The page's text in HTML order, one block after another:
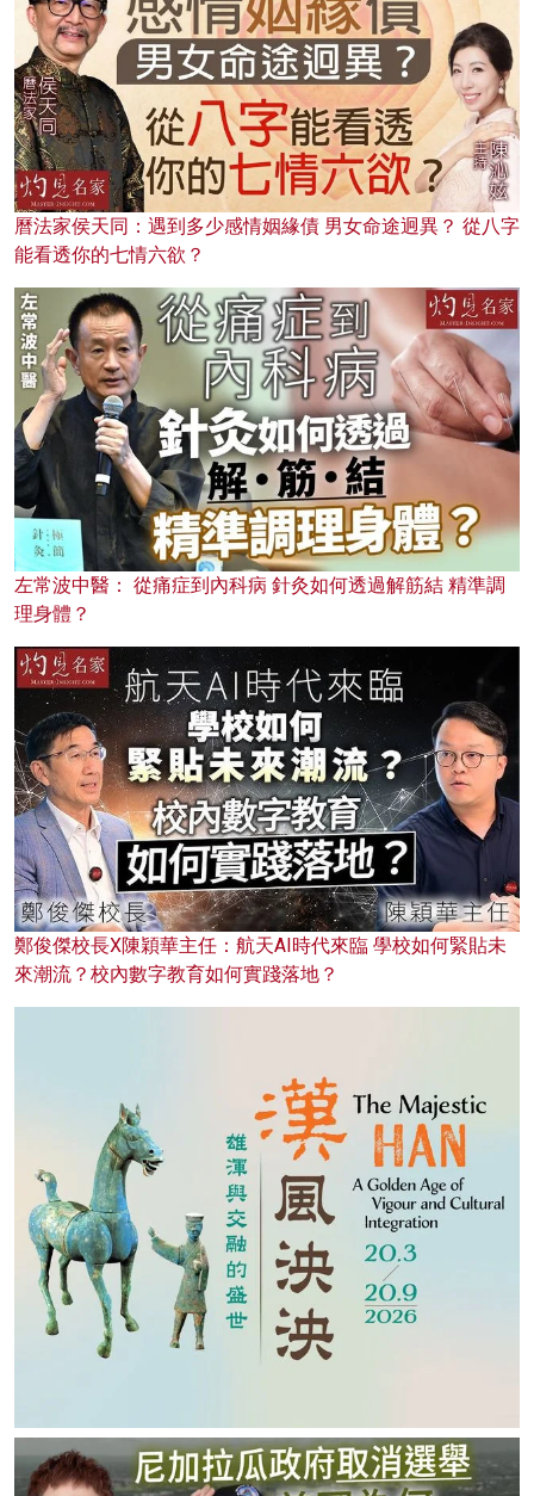
曆法家侯天同：遇到多少感情姻緣債 男女命途迥異？ 從八字
能看透你的七情六欲？
左常波中醫： 從痛症到內科病 針灸如何透過解筋結 精準調
理身體？
鄭俊傑校長X陳穎華主任：航天AI時代來臨 學校如何緊貼未
來潮流？校內數字教育如何實踐落地？